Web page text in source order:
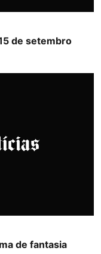
de setembro
de fantasia